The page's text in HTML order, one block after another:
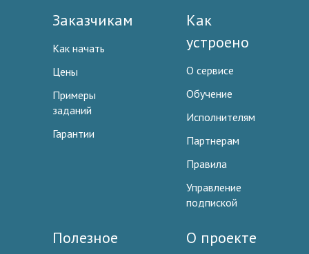
Заказчикам
Как начать
Цены
Примеры
заданий
Гарантии
Как
устроено
О сервисе
Обучение
Исполнителям
Партнерам
Правила
Управление
подпиской
Полезное О проекте